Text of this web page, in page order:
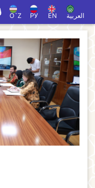
O`Z РУ EN العربية